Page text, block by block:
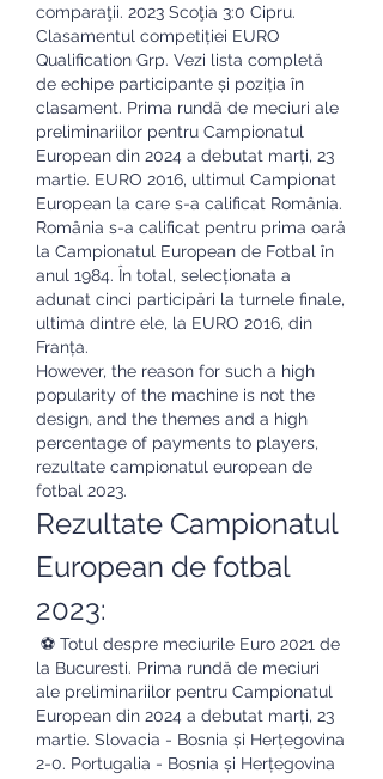
comparaţii. 2023 Scoţia 3:0 Cipru.
Clasamentul competiției EURO
Qualification Grp. Vezi lista completă
de echipe participante și poziția în
clasament. Prima rundă de meciuri ale
preliminariilor pentru Campionatul
European din 2024 a debutat marți, 23
martie. EURO 2016, ultimul Campionat
European la care s-a calificat România.
România s-a calificat pentru prima oară
la Campionatul European de Fotbal în
anul 1984. În total, selecționata a
adunat cinci participări la turnele finale,
ultima dintre ele, la EURO 2016, din
Franța.
However, the reason for such a high
popularity of the machine is not the
design, and the themes and a high
percentage of payments to players,
rezultate campionatul european de
fotbal 2023.
Rezultate Campionatul
European de fotbal
2023:
la Bucuresti. Prima rundă de meciuri
ale preliminariilor pentru Campionatul
European din 2024 a debutat marți, 23
martie. Slovacia - Bosnia și Herțegovina
2-0. Portugalia - Bosnia și Herțegovina